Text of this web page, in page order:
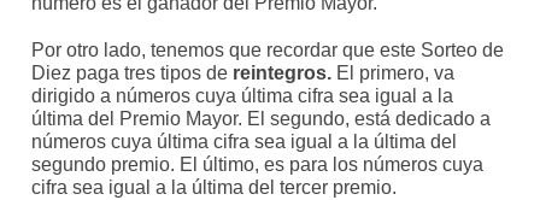
Por otro lado, tenemos que recordar que este Sorteo de
Diez paga tres tipos de reintegros. El primero, va
dirigido a números cuya última cifra sea igual a la
última del Premio Mayor. El segundo, está dedicado a
números cuya última cifra sea igual a la última del
segundo premio. El último, es para los números cuya
cifra sea igual a la última del tercer premio.